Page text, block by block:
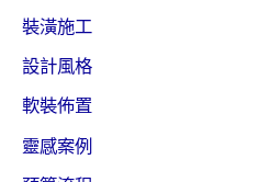
裝潢施工
設計風格
軟裝佈置
靈感案例